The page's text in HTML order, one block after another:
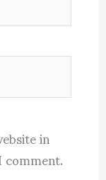
in